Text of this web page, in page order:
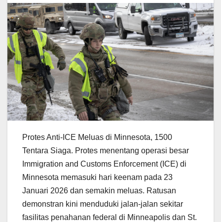
Protes Anti-ICE Meluas di Minnesota, 1500
Tentara Siaga. Protes menentang operasi besar
Immigration and Customs Enforcement (ICE) di
Minnesota memasuki hari keenam pada 23
Januari 2026 dan semakin meluas. Ratusan
demonstran kini menduduki jalan-jalan sekitar
fasilitas penahanan federal di Minneapolis dan St.